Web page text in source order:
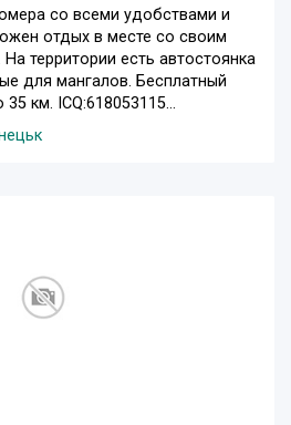
со всеми удобствами и
отдых в месте со своим
территории есть автостоянка
для мангалов. Бесплатный
км. ICQ:618053115...